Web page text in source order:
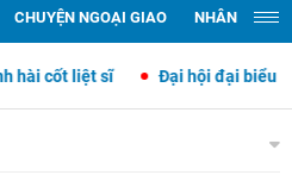
CHUYỆN NGOẠI GIAO NHÂN
liệt sĩ Đại hội đại biểu toàn